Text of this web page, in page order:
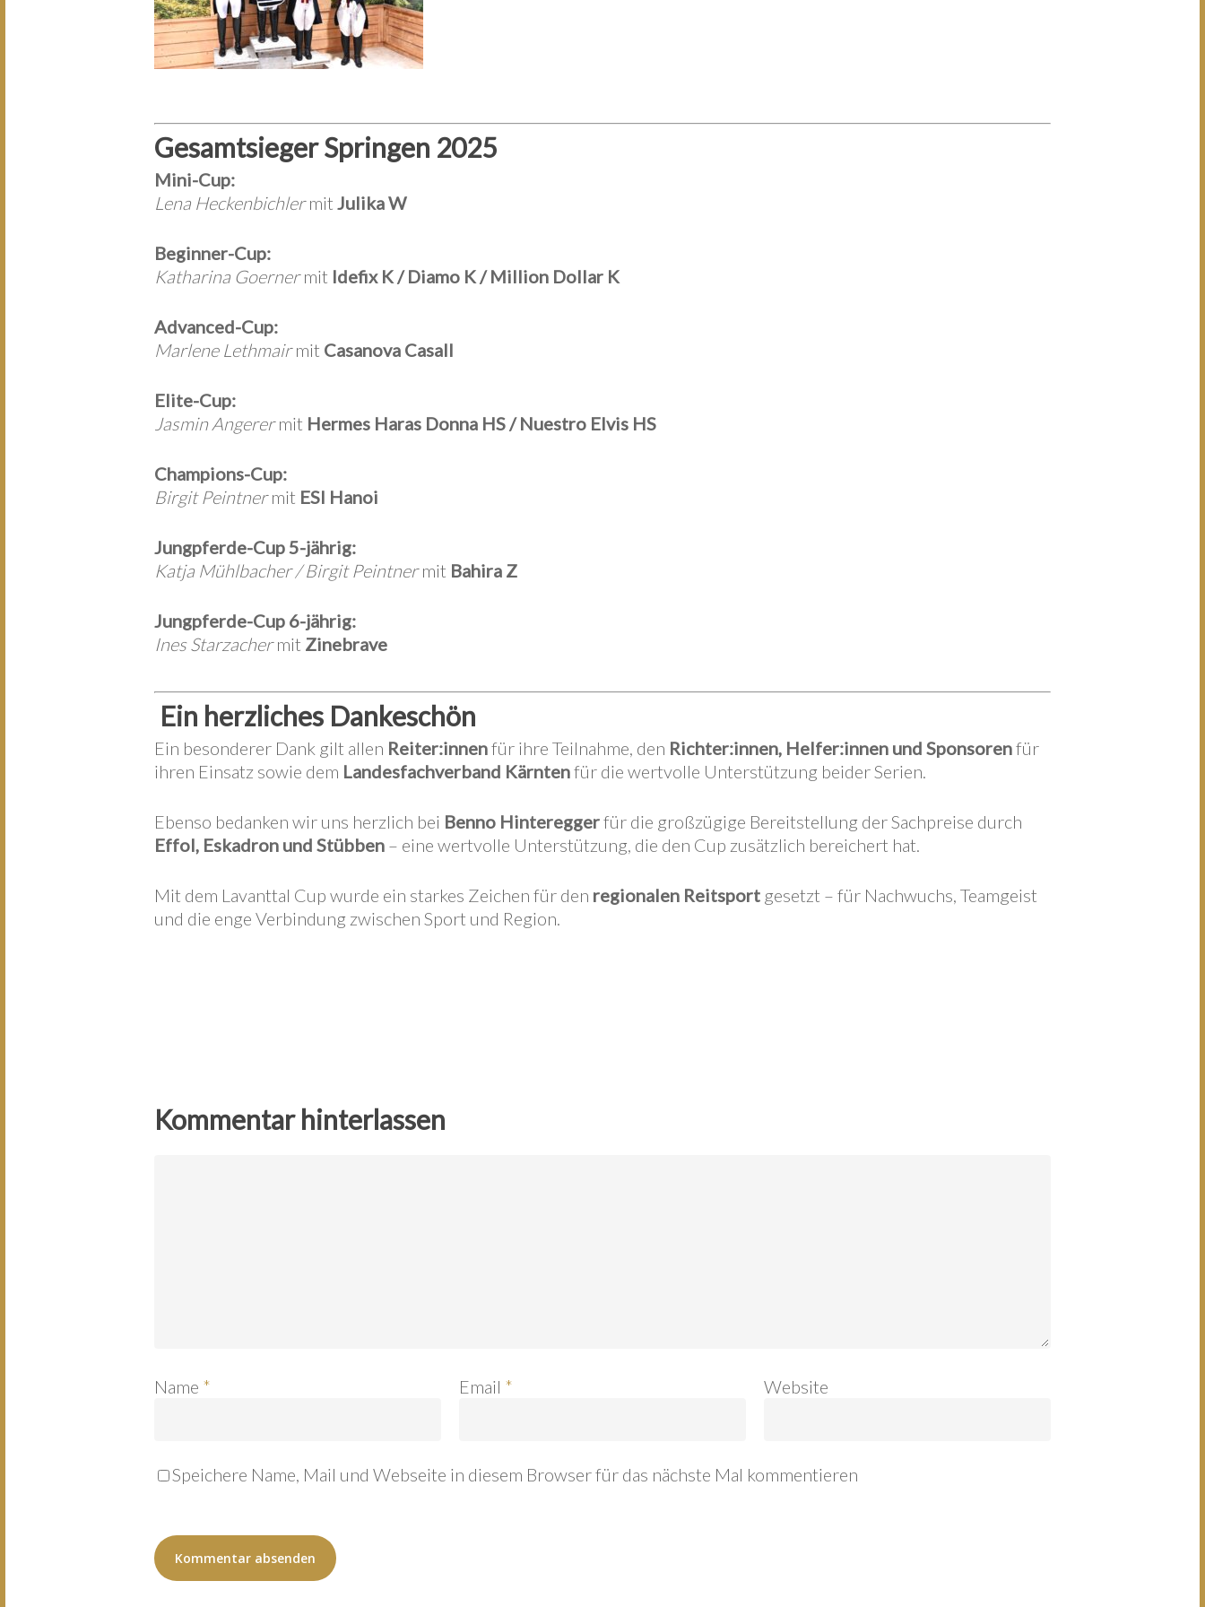
Gesamtsieger Springen 2025
Mini-Cup:
Lena Heckenbichlermit Julika W
Beginner-Cup:
Katharina Goernermit Idefix K / Diamo K / Million Dollar K
Advanced-Cup:
Marlene Lethmairmit Casanova Casall
Elite-Cup:
Jasmin Angerermit Hermes Haras Donna HS / Nuestro Elvis HS
Champions-Cup:
Birgit Peintnermit ESI Hanoi
Jungpferde-Cup 5-jährig:
Katja Mühlbacher / Birgit Peintnermit Bahira Z
Jungpferde-Cup 6-jährig:
Ines Starzachermit Zinebrave
Ein herzliches Dankeschön
Ein besonderer Dank gilt allen Reiter:innenfür ihre Teilnahme, den Richter:innen, Helfer:innen und Sponsorenfür
ihren Einsatz sowie dem Landesfachverband Kärntenfür die wertvolle Unterstützung beider Serien.
Ebenso bedanken wir uns herzlich bei Benno Hintereggerfür die großzügige Bereitstellung der Sachpreise durch
Effol, Eskadron und Stübben – eine wertvolle Unterstützung, die den Cup zusätzlich bereichert hat.
Mit dem Lavanttal Cup wurde ein starkes Zeichen für den regionalen Reitsport gesetzt – für Nachwuchs, Teamgeist
und die enge Verbindung zwischen Sport und Region.
Kommentar hinterlassen
Name * Email * Website
Speichere Name, Mail und Webseite in diesem Browser für das nächste Mal kommentieren